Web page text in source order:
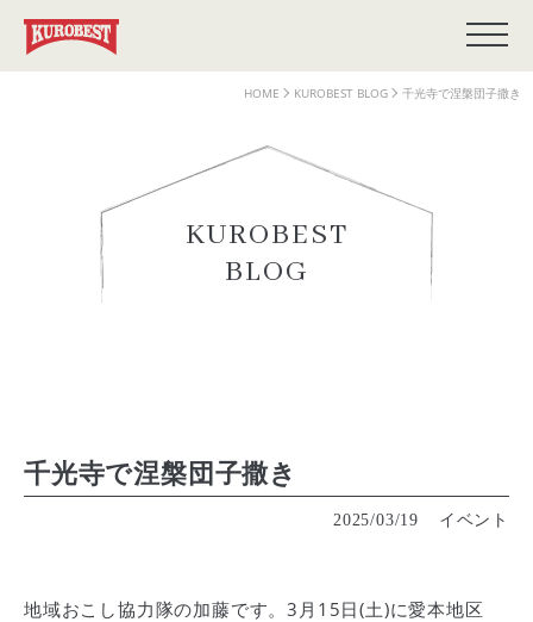
HOME KUROBEST BLOG 千光寺で涅槃団子撒き
KUROBEST
BLOG
千光寺で涅槃団子撒き
2025/03/19 イベント
地域おこし協力隊の加藤です。3月15日(土)に愛本地区